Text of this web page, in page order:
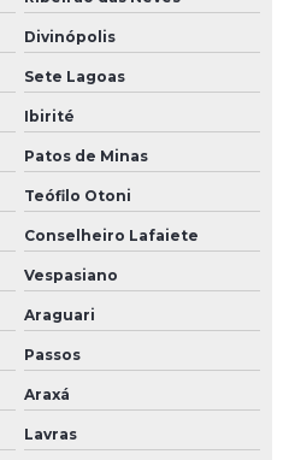
Divinópolis
Sete Lagoas
Ibirité
Patos de Minas
Teófilo Otoni
Conselheiro Lafaiete
Vespasiano
Araguari
Passos
Araxá
Lavras